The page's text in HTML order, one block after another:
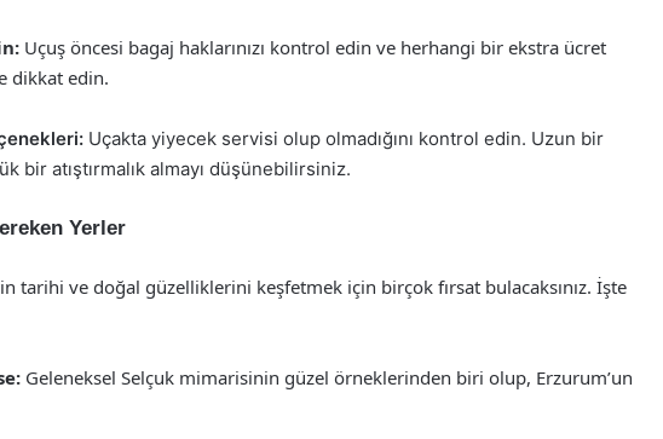
Uçuş öncesi bagaj haklarınızı kontrol edin ve herhangi bir ekstra ücret
dikkat edin.
Uçakta yiyecek servisi olup olmadığını kontrol edin. Uzun bir
bir atıştırmalık almayı düşünebilirsiniz.
Yerler
tarihi ve doğal güzelliklerini keşfetmek için birçok fırsat bulacaksınız. İşte
Geleneksel Selçuk mimarisinin güzel örneklerinden biri olup, Erzurum’un